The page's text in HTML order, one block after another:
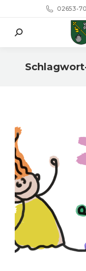
02653-
Search: